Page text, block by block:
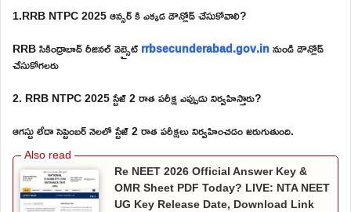
1.RRB NTPC 2025 ఆన్సర్ కి ఎక్కడ డౌన్లోడ్ చేసుకోవాలి?
RRB సికింద్రాబాద్ రీజినల్ వెబ్సైట్rrbsecunderabad.gov.inనుండి డౌన్లోడ్
చేసుకోగలరు
2. RRB NTPC 2025 స్టేజ్ 2 రాత పరీక్ష ఎప్పుడు నిర్వహిస్తారు?
ఆగస్టు లేదా సెప్టెంబర్ నెలలో స్టేజ్ 2 రాత పరీక్షలు నిర్వహించడం జరుగుతుంది.
Re NEET 2026 Official Answer Key &
OMR Sheet PDF Today? LIVE: NTA NEET
UG Key Release Date, Download Link